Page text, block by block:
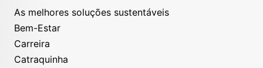
As melhores soluções sustentáveis
Bem-Estar
Carreira
Catraquinha